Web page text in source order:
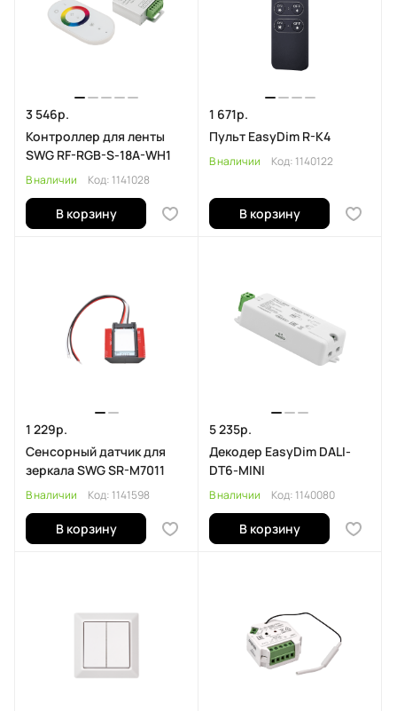
3 546р.
Контроллер для ленты
SWG RF-RGB-S-18A-WH1
В наличии Код: 1141028
В корзину
1 671р.
Пульт EasyDim R-K4
В наличии Код: 1140122
В корзину
1 229р.
Сенсорный датчик для
зеркала SWG SR-M7011
В наличии Код: 1141598
В корзину
5 235р.
Декодер EasyDim DALI-
DT6-MINI
В наличии Код: 1140080
В корзину